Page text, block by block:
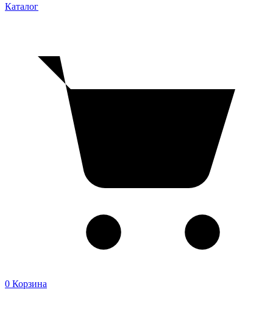
Каталог
0 Корзина